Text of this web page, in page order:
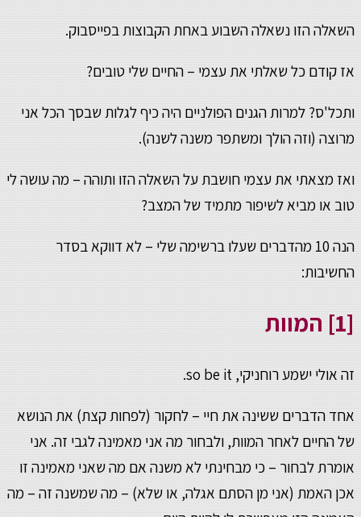
השאלה הזו נשאלה השבוע באחת הקבוצות בפייסבוק.
אז קודם כל שאלתי את עצמי – החיים שלי טובים?
ותכל'ס? למרות הגנים הפולניים היה כיף לגלות שבסך הכל אני
מרוצה (וזה הולך ומשתפר משנה לשנה).
ואז מצאתי את עצמי חושבת על השאלה הזו ותוהה – מה עושה לי
טוב או מביא לשיפור מתמיד של המצב?
הנה 10 מהדברים שעלו ברשימה שלי – לא דווקא בסדר
החשיבות:
[1] המוות
זה אולי ישמע רוחניקי, so be it.
אחד הדברים ששינה את חיי – לחקור (לפחות קצת) את הנושא
של החיים לאחר המוות, ולבחור מה אני מאמינה לגבי זה. אני
אומרת לבחור – כי מבחינתי לא משנה אם מה שאני מאמינה זו
אכן האמת (אני מן הסתם אגלה, או שלא) – מה שמשנה זה – מה